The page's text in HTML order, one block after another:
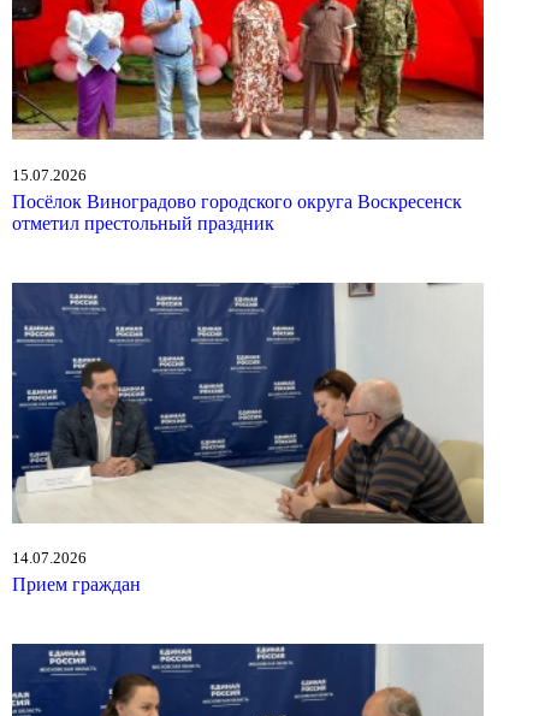
15.07.2026
Посёлок Виноградово городского округа Воскресенск
отметил престольный праздник
14.07.2026
Прием граждан